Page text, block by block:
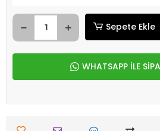
Sepete Ekle
WHATSAPP İLE